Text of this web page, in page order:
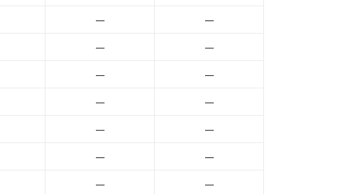
—
—
—
—
—
—
—
—
—
—
—
—
— —